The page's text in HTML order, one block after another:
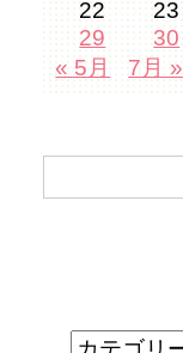
22
23
29
30
« 5月
7月 »